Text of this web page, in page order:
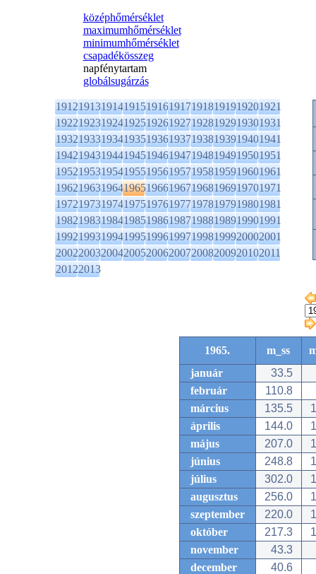
középhőmérséklet
maximumhőmérséklet
minimumhőmérséklet
csapadékösszeg
napfénytartam
globálsugárzás
1912191319141915191619171918191919201921
1922192319241925192619271928192919301931
1932193319341935193619371938193919401941
1942194319441945194619471948194919501951
1952195319541955195619571958195919601961
1962196319641965196619671968196919701971
1972197319741975197619771978197919801981
1982198319841985198619871988198919901991
1992199319941995199619971998199920002001
2002200320042005200620072008200920102011
20122013
1965. m_ss
január
33.5
február
110.8
március
135.5
április
144.0
május
207.0
június
248.8
július
302.0
augusztus
256.0
szeptember
220.0
október
217.3
november
43.3
december
40.6